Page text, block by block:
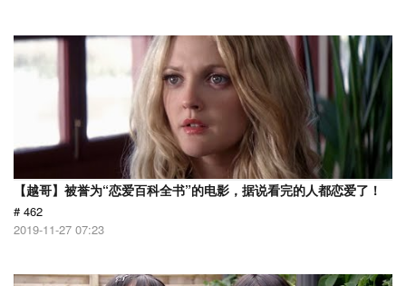
【越哥】被誉为“恋爱百科全书”的电影，据说看完的人都恋爱了！
# 462
2019-11-27 07:23